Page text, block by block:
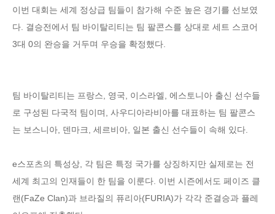
이번 대회는 세계 정상급 팀들이 참가해 수준 높은 경기를 선보였
다. 결승전에서 팀 바이탈리티는 팀 팔콘스를 상대로 세트 스코어
3대 0의 완승을 거두며 우승을 확정했다.
팀 바이탈리티는 프랑스, 영국, 이스라엘, 에스토니아 출신 선수들
로 구성된 다국적 팀이며, 사우디아라비아를 대표하는 팀 팔콘스
는 보스니아, 덴마크, 세르비아, 일본 출신 선수들이 속해 있다.
e스포츠의 특성상, 각 팀은 특정 국가를 상징하지만 실제로는 전
세계 최고의 인재들이 한 팀을 이룬다. 이번 시즌에서도 페이즈 클
랜(FaZe Clan)과 브라질의 퓨리아(FURIA)가 각각 준결승과 플레